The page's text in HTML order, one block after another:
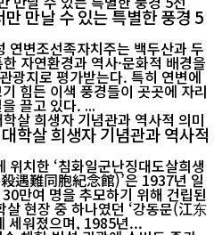
만날 수 있는 특별한 풍경 5
연변조선족자치주는 백두산과 두
자연환경과 역사·문화적 배경을
광지로 평가받는다. 특히 연변에
힘든 이색 풍경들이 곳곳에 자리
해 있어 국내외 관광객들의 발길을 끌고 있다. ...
학살 희생자 기념관과 역사적
치한 ‘침화일군난징대도살희생
遇難同胞紀念館)’은 1937년 일
만여 명을 추모하기 위해 건립된
현장 중 하나였던 ‘강동문(江东
세워졌으며, 1985년...